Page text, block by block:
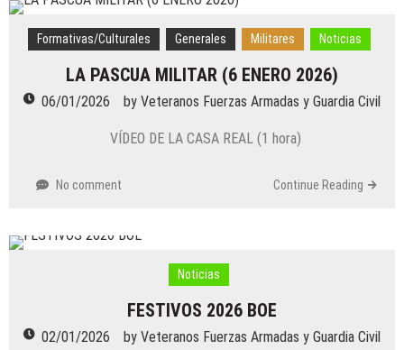
Formativas/Culturales Generales Militares Noticias
LA PASCUA MILITAR (6 ENERO 2026)
06/01/2026 by Veteranos Fuerzas Armadas y Guardia Civil
VÍDEO DE LA CASA REAL (1 hora)
No comment Continue Reading
Noticias
FESTIVOS 2026 BOE
02/01/2026 by Veteranos Fuerzas Armadas y Guardia Civil